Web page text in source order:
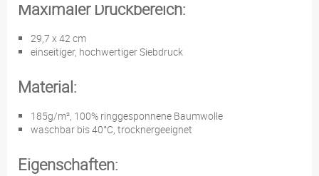
Maximaler Druckbereich:
29,7 x 42 cm
einseitiger, hochwertiger Siebdruck
Material:
185g/m², 100% ringgesponnene Baumwolle
waschbar bis 40°C, trocknergeeignet
Eigenschaften: